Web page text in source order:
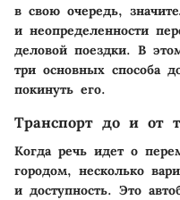
в свою очередь,
и неопределенности
деловой поездки. В
три основных способа
покинуть его.
Транспорт до и от
Когда речь идет о
городом, несколько
и доступность. Это